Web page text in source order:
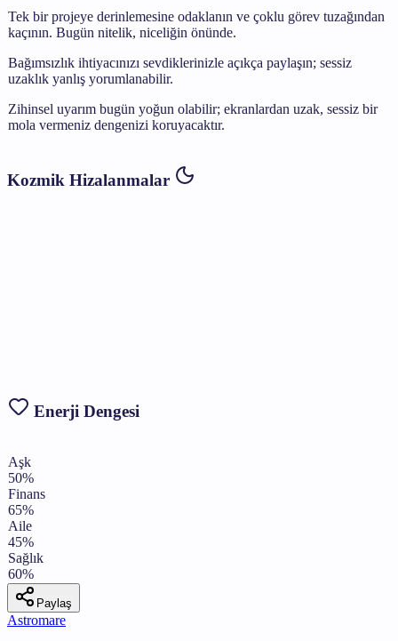
Tek bir projeye derinlemesine odaklanın ve çoklu görev tuzağından
kaçının. Bugün nitelik, niceliğin önünde.
Bağımsızlık ihtiyacınızı sevdiklerinizle açıkça paylaşın; sessiz
uzaklık yanlış yorumlanabilir.
Zihinsel uyarım bugün yoğun olabilir; ekranlardan uzak, sessiz bir
mola vermeniz dengenizi koruyacaktır.
Kozmik Hizalanmalar
Enerji Dengesi
Aşk
50%
Finans
65%
Aile
45%
Sağlık
60%
Paylaş
Astromare